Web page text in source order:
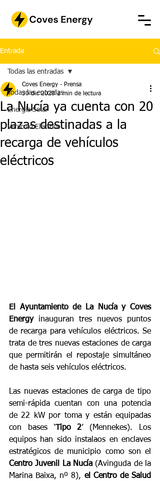
Entrada
Todas las entradas
Energía Solar
Vehículo Eléctrico
Todas las entradas
La Nucía ya cuenta con 20
plazas destinadas a la
recarga de vehículos
eléctricos
Coves Energy - Prensa
30 dic 2020 2 min de lectura
El Ayuntamiento de La Nucía y Coves
Energy inauguran tres nuevos puntos
de recarga para vehículos eléctricos. Se
trata de tres nuevas estaciones de carga
que permitirán el repostaje simultáneo
de hasta seis vehículos eléctricos.
Las nuevas estaciones de carga de tipo
semi-rápida cuentan con una potencia
de 22 kW por toma y están equipadas
con bases ‘Tipo 2’ (Mennekes). Los
equipos han sido instalaos en enclaves
Centro Juvenil La Nucía (Avinguda de la
Marina Baixa, nº 8), el Centro de Salud